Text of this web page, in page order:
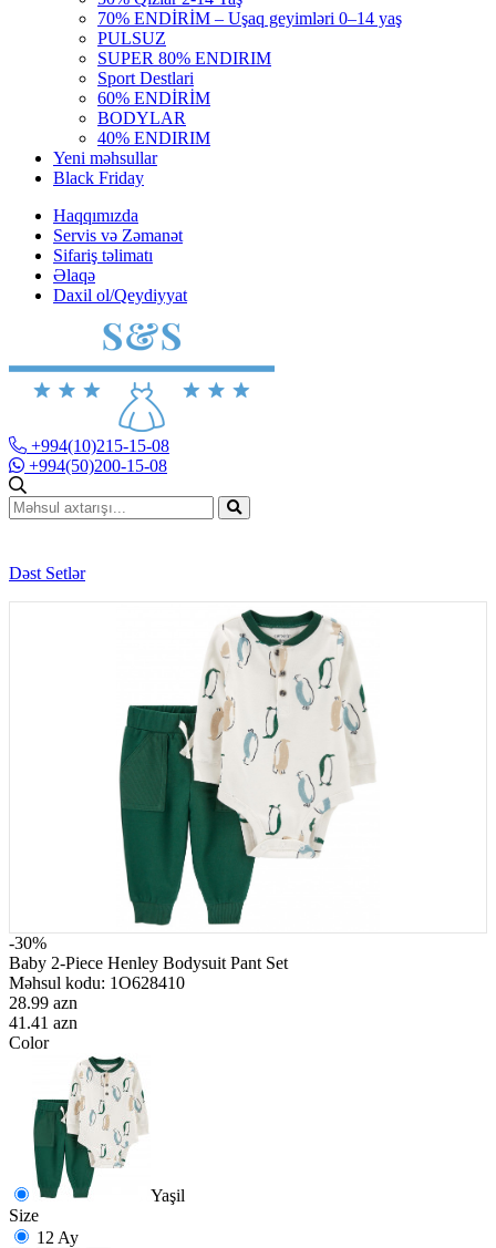
70% ENDİRİM – Uşaq geyimləri 0–14 yaş
PULSUZ
SUPER 80% ENDIRIM
Sport Destlari
60% ENDİRİM
BODYLAR
40% ENDIRIM
Yeni məhsullar
Black Friday
Haqqımızda
Servis və Zəmanət
Sifariş təlimatı
Əlaqə
Daxil ol/Qeydiyyat
+994(10)215-15-08
+994(50)200-15-08
Dəst Setlər
-30%
Baby 2-Piece Henley Bodysuit Pant Set
Məhsul kodu: 1O628410
28.99 azn
41.41 azn
Color
Yaşil
Size
12 Ay